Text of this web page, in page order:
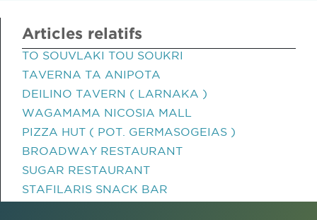
Articles relatifs
TO SOUVLAKI TOU SOUKRI
TAVERNA TA ANIPOTA
DEILINO TAVERN ( LARNAKA )
WAGAMAMA NICOSIA MALL
PIZZA HUT ( POT. GERMASOGEIAS )
BROADWAY RESTAURANT
SUGAR RESTAURANT
STAFILARIS SNACK BAR